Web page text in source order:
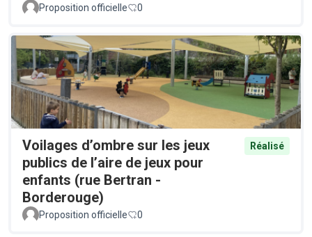
Proposition officielle 0
Voilages d’ombre sur les jeux
publics de l’aire de jeux pour
enfants (rue Bertran -
Borderouge)
Réalisé
Proposition officielle 0